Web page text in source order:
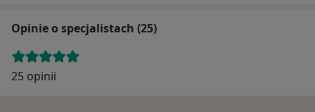
Opinie o specjalistach (25)
25 opinii